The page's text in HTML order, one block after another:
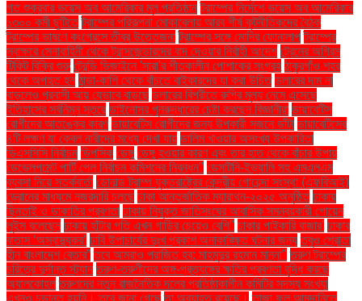
গত শুক্রবার ভয়েস অব আমেরিকার মূল প্রতিষ্ঠান ট্রাম্পের নির্দেশে ভয়েস অব আমেরিকার
১৩০০ কর্মী ছুটিতে ট্রাম্পের পরিকল্পনা মোকাবেলায় আরব শীর্ষ কূটনীতিকদের বৈঠক
ট্রাম্পের ভাষণে কংগ্রেসে তীব্র উত্তেজনা ট্রাম্পের সঙ্গে মোদির ফোনালাপ ট্রাম্পের
স্বাক্ষরে সেনাবাহিনী থেকে ট্রান্সজেন্ডারদের বাদ দেওয়ার নির্বাহী আদেশ ট্রেনের অগ্রিম
টিকিট বিক্রি শুরু ট্রেন্ডি ডিজাইনে 'সারা'র শীতকালীন পোশাকের সংগ্রহ ঠাকুরগাঁও শহর
থেকে অপহৃত হন ঠান্ডা-কাশি থেকে বাঁচতে বাইকারদের যা করা উচিত ডলারের দাম না
বাড়লেও প্রবাসী আয় যেভাবে বাড়ছে ডলারের বিপরীতে রুপির মূল্য নেমে এসেছে
ইতিহাসের সর্বনিম্ন স্তরে ডাইনোসর পুনরুদ্ধারের চেষ্টা করছেন বিজ্ঞানীরা ডায়াবেটিস
রোগীদের আতঙ্কের কারণ ডায়াবেটিস রোগীদের জন্য উপকারী সজনে ডাঁটা ডায়াবেটিসের
৪টি লক্ষণ যা কেবল নারীদের মধ্যে দেখা যায় ডালিম খাওয়ার অসংখ্য উপকারিতা
ডিএসসিসি নির্বাচন ডিপসিক ডেঙ্গু ডেঙ্গু হওয়ার কারণ এবং তার হাত থেকে বাঁচার উপায়
ডেভেলপমেন্ট পার্টি পেল নির্বাচন কমিশনের নিবন্ধন" ডেসটিনি-ইভ্যালি সহ এমএলএম
ব্যবসা নিয়ে সতর্কবার্তা ডোনাল্ড ট্রাম্প যুক্তরাষ্ট্রের কেন্দ্রীয় গোয়েন্দা সংস্থা (এফবিআই)
ড্রোনের মাধ্যমে নজরদারি চলছে ঢাকা আন্তর্জাতিক ম্যারাথন-২০২৫ অনুষ্ঠিত ঢাকায়
ছিনতাই ও ডাকাতির প্রবণতা ঢাকায় নিযুক্ত জাতিসংঘের আবাসিক সমন্বয়কারী গোয়েন
লুইস বলেছেন ঢাকায় হাঁটার গতি এখন গাড়ির চেয়েও বেশি'' ঢাকার পাইকারি বাজার' ঢাকার
বাতাস ‘অস্বাস্থ্যকর’ ঢাবি উপাচার্যের দুঃখ প্রকাশ অনাকাঙ্ক্ষিত ঘটনার জন্য তবুও শ্রোতা
হীন বাংলাদেশ বেতার” তবে আমরাও পরাজিত হব: মাহমুদুর রহমান মান্না" তরুণ ট্রাম্পের
চরিত্রে দুর্দান্ত স্ট্যান তরুণ-তরুণীদের অঙ্গ-প্রত্যঙ্গের ক্ষতির প্রবণতা বৃদ্ধি করছে
অ্যালকোহল তরুণদের নতুন রাজনৈতিক দলের প্রতিষ্ঠাকালীন কমিটির সদস্য সংখ্যা
এখনও চূড়ান্ত হয়নি। তবে জানা গেছে তা অব্যাহত রয়েছে। তাজা ফল আমদানিতে